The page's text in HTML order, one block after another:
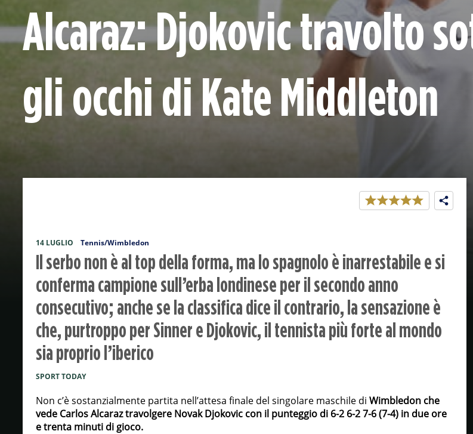
Alcaraz: Djokovic travolto
gli occhi di Kate Middleton
14 LUGLIO Tennis/Wimbledon
Il serbo non è al top della forma, ma lo spagnolo è inarrestabile e si
conferma campione sull’erba londinese per il secondo anno
consecutivo; anche se la classifica dice il contrario, la sensazione è
che, purtroppo per Sinner e Djokovic, il tennista più forte al mondo
sia proprio l’iberico
SPORT TODAY
Non c’è sostanzialmente partita nell’attesa finale del singolare maschile di Wimbledon che
vede Carlos Alcaraz travolgere Novak Djokovic con il punteggio di 6-2 6-2 7-6 (7-4) in due ore
e trenta minuti di gioco.